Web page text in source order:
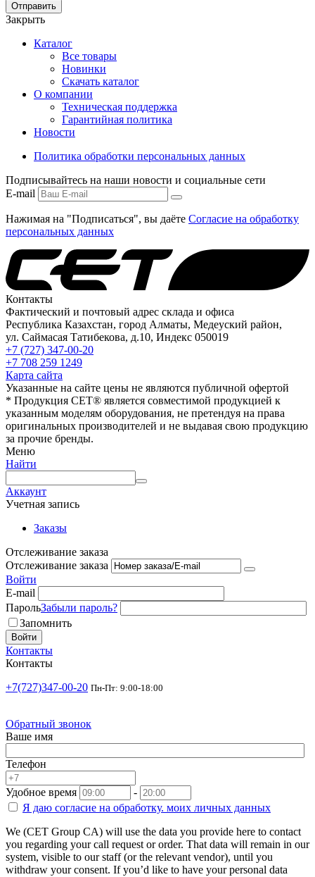
Отправить
Закрыть
Каталог
Все товары
Новинки
Скачать каталог
О компании
Техническая поддержка
Гарантийная политика
Новости
Политика обработки персональных данных
Подписывайтесь на наши новости и социальные сети
E-mail
Нажимая на "Подписаться", вы даёте Согласие на обработку
персональных данных
Контакты
Фактический и почтовый адрес склада и офиса
Республика Казахстан, город Алматы, Медеуский район,
ул. Саймасая Татибекова, д.10, Индекс 050019
+7 (727) 347-00-20
+7 708 259 1249
Карта сайта
Указанные на сайте цены не являются публичной офертой
* Продукция СЕТ® является совместимой продукцией к
указанным моделям оборудования, не претендуя на права
оригинальных производителей и не выдавая свою продукцию
за прочие бренды.
Меню
Найти
Аккаунт
Учетная запись
Заказы
Отслеживание заказа
Отслеживание заказа
Войти
E-mail
ПарольЗабыли пароль?
Запомнить
Войти
Контакты
Контакты
+7(727)347-00-20 Пн-Пт: 9:00-18:00
Обратный звонок
Ваше имя
Телефон
Удобное время
-
Я даю согласие на обработку. моих личных данных
We (CET Group CA) will use the data you provide here to contact
you regarding your call request or order. That data will remain in our
system, visible to our staff (or the relevant vendor), until you
withdraw your consent. If you’d like to have your personal data